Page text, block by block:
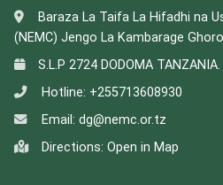
Baraza La Taifa La Hifadhi na
(NEMC) Jengo La Kambarage
S.L.P 2724 DODOMA TANZANIA.
Hotline: +255713608930
Email: dg@nemc.or.tz
Directions: Open in Map